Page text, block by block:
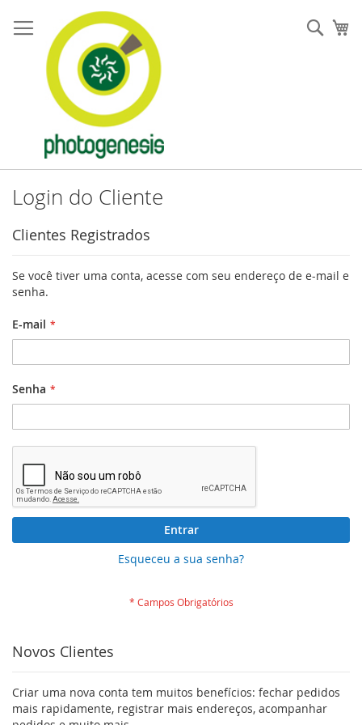
para
o
conteúdo
Login do Cliente
Clientes Registrados
Se você tiver uma conta, acesse com seu endereço de e-mail e
senha.
E-mail
Senha
Entrar
Esqueceu a sua senha?
Novos Clientes
Criar uma nova conta tem muitos benefícios: fechar pedidos
mais rapidamente, registrar mais endereços, acompanhar